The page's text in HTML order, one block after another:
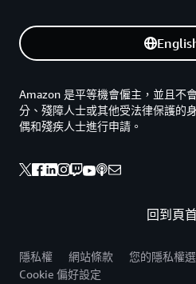
回到頁
Amazon 是平等機會僱主，並且不
分、殘障人士或其他受法律保護的
偶和殘疾人士進行申請。
隱私權 網站條款
您的隱私權
Cookie 偏好設定